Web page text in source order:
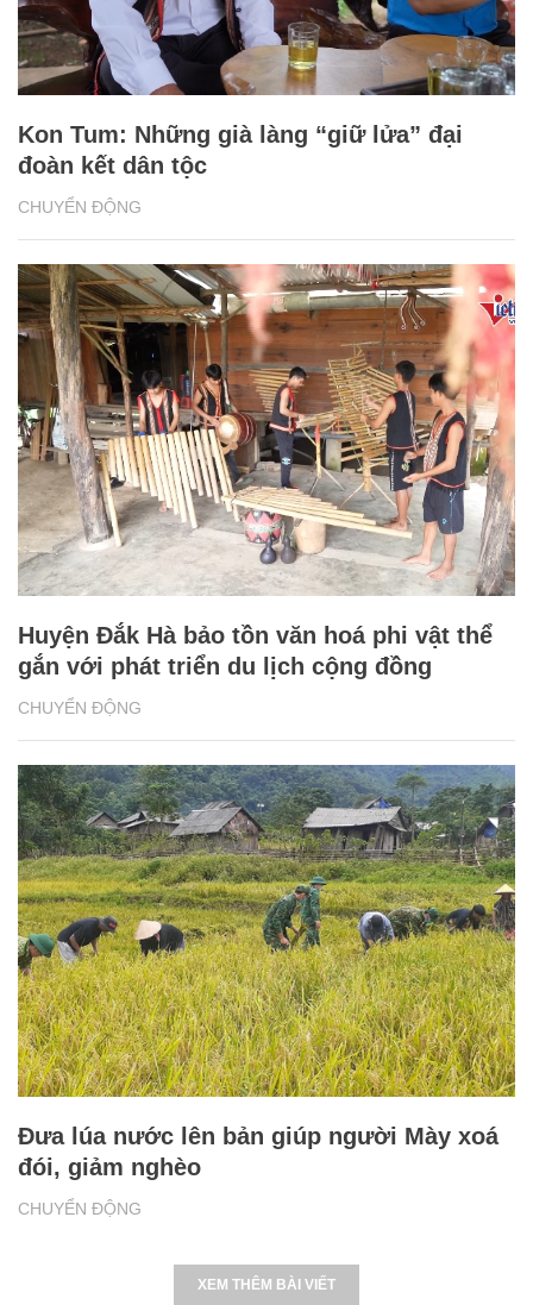
CHUYỂN ĐỘNG
Kon Tum: Những già làng “giữ lửa” đại
đoàn kết dân tộc
CHUYỂN ĐỘNG
Huyện Đắk Hà bảo tồn văn hoá phi vật thể
gắn với phát triển du lịch cộng đồng
CHUYỂN ĐỘNG
Đưa lúa nước lên bản giúp người Mày xoá
đói, giảm nghèo
XEM THÊM BÀI VIẾT